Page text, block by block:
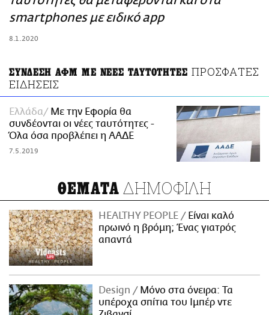
ΑΜΠΑ
smartphones με ειδικό app
8.1.2020
ΣΥΝΔΕΣΗ ΑΦΜ ΜΕ ΝΕΕΣ ΤΑΥΤΟΤΗΤΕΣ ΠΡΟΣΦΑΤΕΣ
ΕΙΔΗΣΕΙΣ
Ελλάδα
Με την Εφορία θα
συνδέονται οι νέες ταυτότητες -
Όλα όσα προβλέπει η ΑΑΔΕ
7.5.2019
ΘΕΜΑΤΑ ΔΗΜΟΦΙΛΗ
HEALTHY PEOPLE
Είναι καλό
πρωινό η βρόμη; Ένας γιατρός
απαντά
Design
Μόνο στα όνειρα: Τα
υπέροχα σπίτια του Ιμπέρ ντε